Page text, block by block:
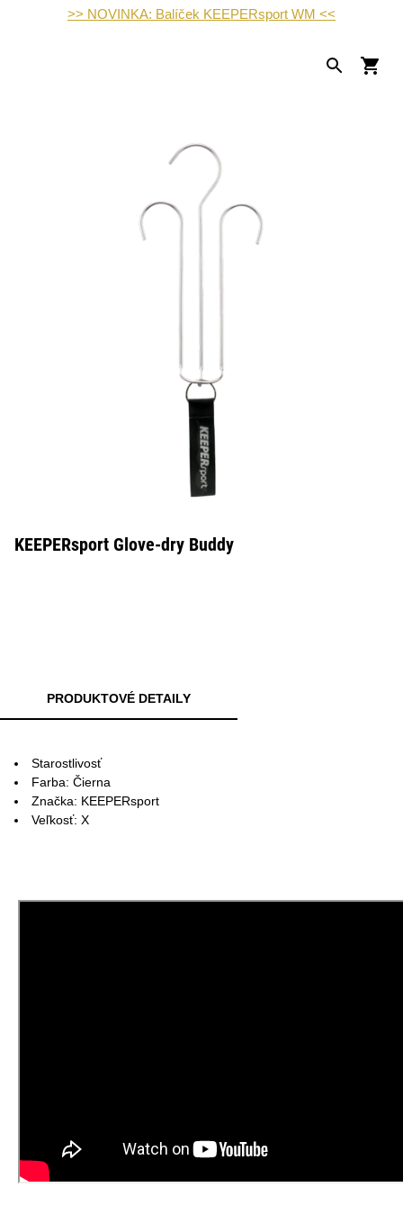
>> NOVINKA: Balíček KEEPERsport WM <<
KEEPERsport Glove-dry Buddy
PRODUKTOVÉ DETAILY
Starostlivosť
Farba: Čierna
Značka: KEEPERsport
Veľkosť: X